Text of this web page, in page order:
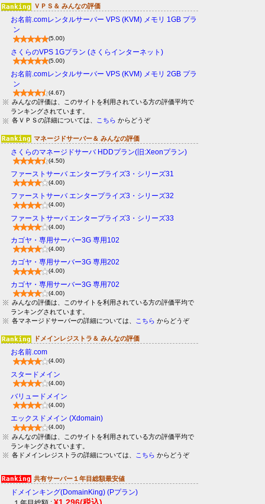
ＶＰＳ＆ みんなの評価
お名前.comレンタルサーバー VPS (KVM) メモリ 1GB プラ
ン
(5.00)
さくらのVPS 1Gプラン (さくらインターネット)
(5.00)
お名前.comレンタルサーバー VPS (KVM) メモリ 2GB プラ
ン
(4.67)
みんなの評価は、このサイトを利用されている方の評価平均で
ランキングされています。
各ＶＰＳの詳細については、 こちら からどうぞ
マネージドサーバー＆ みんなの評価
さくらのマネージドサーバ HDDプラン(旧:Xeonプラン)
(4.50)
ファーストサーバ エンタープライズ3・シリーズ31
(4.00)
ファーストサーバ エンタープライズ3・シリーズ32
(4.00)
ファーストサーバ エンタープライズ3・シリーズ33
(4.00)
カゴヤ・専用サーバー3G 専用102
(4.00)
カゴヤ・専用サーバー3G 専用202
(4.00)
カゴヤ・専用サーバー3G 専用702
(4.00)
みんなの評価は、このサイトを利用されている方の評価平均で
ランキングされています。
各マネージドサーバーの詳細については、
こちら からどうぞ
ドメインレジストラ＆ みんなの評価
お名前.com
(4.00)
スタードメイン
(4.00)
バリュードメイン
(4.00)
エックスドメイン (Xdomain)
(4.00)
みんなの評価は、このサイトを利用されている方の評価平均で
ランキングされています。
各ドメインレジストラの詳細については、
こちら からどうぞ
共有サーバー１年目総額最安値
ドメインキング(DomainKing) (Pプラン)